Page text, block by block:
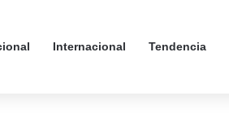
Internacional Tendencia